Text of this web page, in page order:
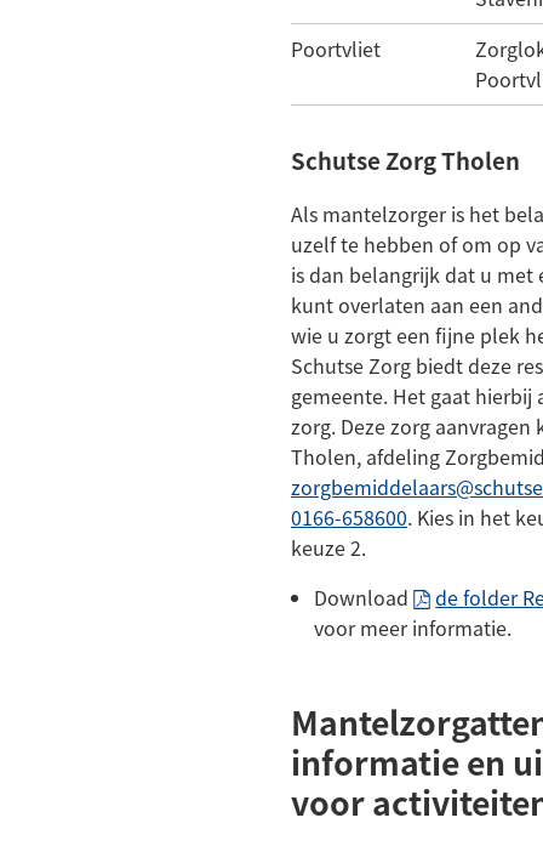
Poortvliet
Schutse Zorg Tholen
Als mantelzorger is het
uzelf te hebben of om op
is dan belangrijk dat u met
kunt overlaten aan een
wie u zorgt een fijne plek
Schutse Zorg biedt deze
gemeente. Het gaat
zorg. Deze zorg aanvragen
Tholen, afdeling
0166-658600 (Verwijst
. Kies in het
keuze 2.
Download
de folder
voor meer informatie.
informatie en
voor